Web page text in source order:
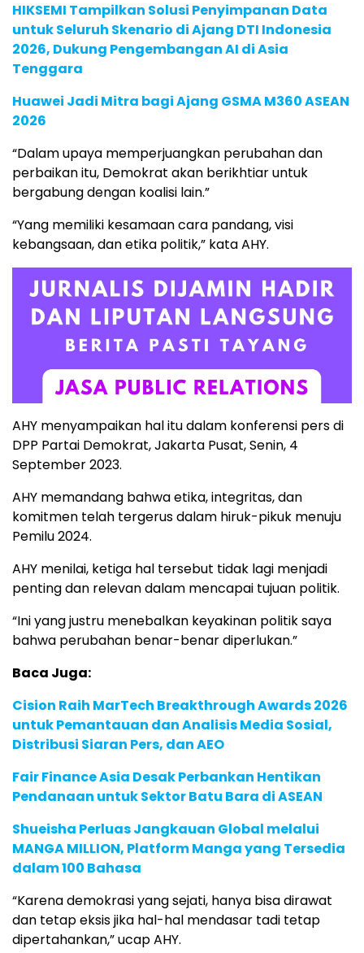
HIKSEMI Tampilkan Solusi Penyimpanan Data
untuk Seluruh Skenario di Ajang DTI Indonesia
2026, Dukung Pengembangan AI di Asia
Tenggara
Huawei Jadi Mitra bagi Ajang GSMA M360 ASEAN
2026
“Dalam upaya memperjuangkan perubahan dan
perbaikan itu, Demokrat akan berikhtiar untuk
bergabung dengan koalisi lain.”
“Yang memiliki kesamaan cara pandang, visi
kebangsaan, dan etika politik,” kata AHY.
AHY menyampaikan hal itu dalam konferensi pers di
DPP Partai Demokrat, Jakarta Pusat, Senin, 4
September 2023.
AHY memandang bahwa etika, integritas, dan
komitmen telah tergerus dalam hiruk-pikuk menuju
Pemilu 2024.
AHY menilai, ketiga hal tersebut tidak lagi menjadi
penting dan relevan dalam mencapai tujuan politik.
“Ini yang justru menebalkan keyakinan politik saya
bahwa perubahan benar-benar diperlukan.”
Baca Juga:
Cision Raih MarTech Breakthrough Awards 2026
untuk Pemantauan dan Analisis Media Sosial,
Distribusi Siaran Pers, dan AEO
Fair Finance Asia Desak Perbankan Hentikan
Pendanaan untuk Sektor Batu Bara di ASEAN
Shueisha Perluas Jangkauan Global melalui
MANGA MILLION, Platform Manga yang Tersedia
dalam 100 Bahasa
“Karena demokrasi yang sejati, hanya bisa dirawat
dan tetap eksis jika hal-hal mendasar tadi tetap
dipertahankan,” ucap AHY.